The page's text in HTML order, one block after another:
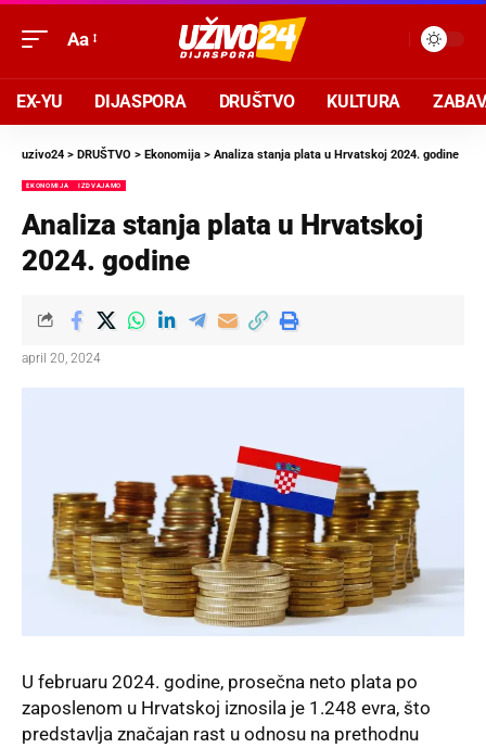
Aa
EX-YU DIJASPORA DRUŠTVO KULTURA
uzivo24 > DRUŠTVO > Ekonomija > Analiza stanja plata u Hrvatskoj 2024. godine
EKONOMIJA IZDVAJAMO
Analiza stanja plata u Hrvatskoj
2024. godine
april 20, 2024
U februaru 2024. godine, prosečna neto plata po
zaposlenom u Hrvatskoj iznosila je 1.248 evra, što
predstavlja značajan rast u odnosu na prethodnu